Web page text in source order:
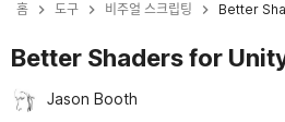
홈 도구 비주얼 스크립팅 Better
Better Shaders for
Jason Booth